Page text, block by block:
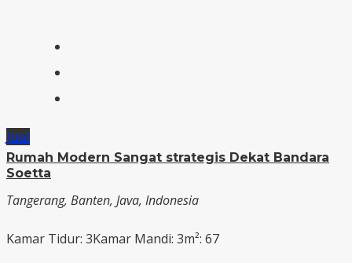
Jual
Rumah Modern Sangat strategis Dekat Bandara
Soetta
Tangerang, Banten, Java, Indonesia
Kamar Tidur: 3Kamar Mandi: 3m²: 67